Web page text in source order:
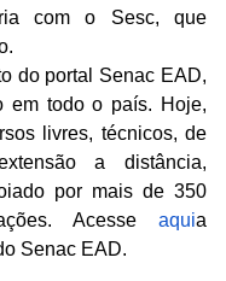
com o Sesc, que
do portal Senac EAD,
em todo o país. Hoje,
livres, técnicos, de
a distância,
por mais de 350
Acesse
aquia
Senac EAD.